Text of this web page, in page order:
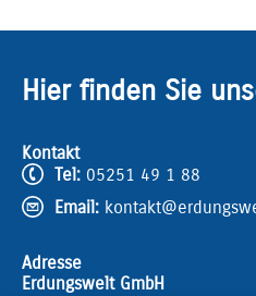
Hier finden Sie
Kontakt
Tel: 05251 49 1 88
Email:
Adresse
Erdungswelt GmbH